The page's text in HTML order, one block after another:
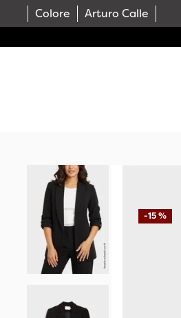
Colore Arturo Calle
-15 %